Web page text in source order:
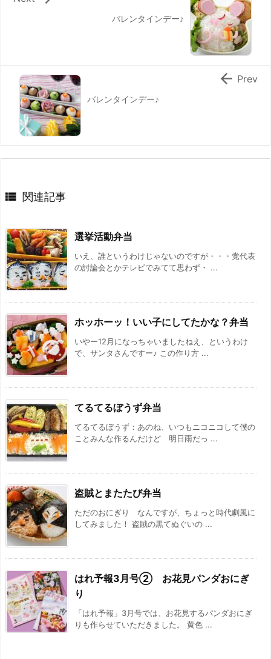
バレンタインデー♪
バレンタインデー♪
 Prev
 関連記事
選挙活動弁当
いえ、誰というわけじゃないのですが・・・党代表
の討論会とかテレビでみてて思わず・ ...
ホッホーッ！いい子にしてたかな？弁当
いやー12月になっちゃいましたねえ、というわけ
で、サンタさんですー♪ この作り方 ...
てるてるぼうず弁当
てるてるぼうず：あのね、いつもニコニコして僕の
ことみんな作るんだけど 明日雨だっ ...
盗賊とまたたび弁当
ただのおにぎり なんですが、ちょっと時代劇風に
してみました！ 盗賊の黒てぬぐいの ...
はれ予報3月号② お花見パンダおにぎ
り
「はれ予報」3月号では、お花見するパンダおにぎ
りも作らせていただきました。 黄色 ...